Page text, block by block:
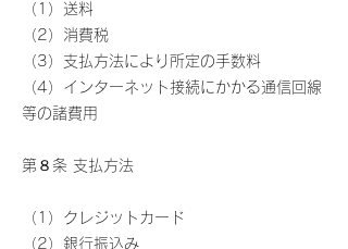
（1）送料
（2）消費税
（3）支払方法により所定の手数料
（4）インターネット接続にかかる通信回線
等の諸費用
第８条 支払方法
（1）クレジットカード
（2）銀行振込み